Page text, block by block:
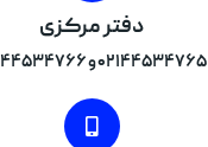
دفتر مرکزی
۰۲۱۴۴۵۳۴۷۶۵ و ۰۲۱۴۴۵۳۴۷۶۶